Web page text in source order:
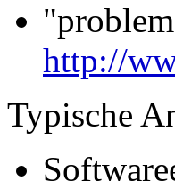
http://
Typische